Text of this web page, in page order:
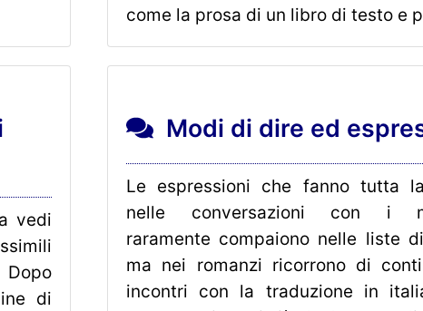
come la prosa di un libro di testo e
vedi
Dopo
di
Modi di dire ed
Le espressioni che fanno tutta
nelle conversazioni con i
raramente compaiono nelle liste
ma nei romanzi ricorrono di
incontri con la traduzione in